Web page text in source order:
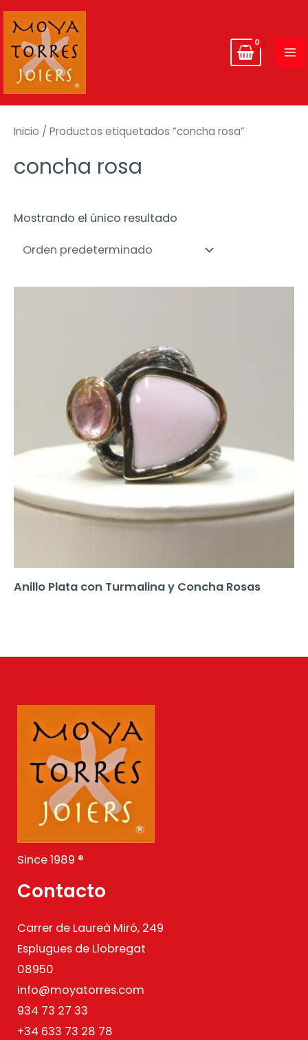
Ir
contenido
Inicio / Productos etiquetados “concha rosa”
concha rosa
Mostrando el único resultado
Anillo Plata con Turmalina y Concha Rosas
Since 1989 ®
Contacto
Carrer de Laureà Miró, 249
Esplugues de Llobregat
08950
info@moyatorres.com
934 73 27 33
+34 633 73 28 78